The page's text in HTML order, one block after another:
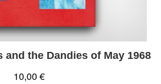
and the Dandies of May 1968
10,00 €